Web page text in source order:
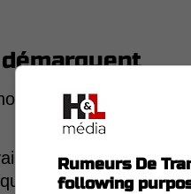
offrent de très
de l'attaquant Josh
Rumeurs De
following